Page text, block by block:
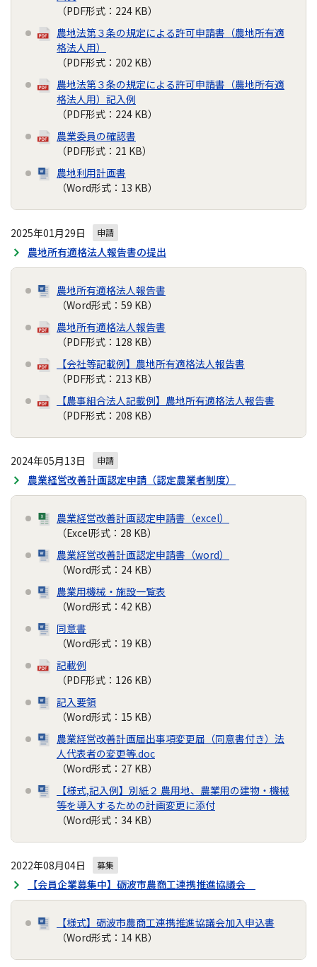
（PDF形式：224 KB）
農地法第３条の規定による許可申請書（農地所有適
格法人用）
（PDF形式：202 KB）
農地法第３条の規定による許可申請書（農地所有適
格法人用）記入例
（PDF形式：224 KB）
農業委員の確認書
（PDF形式：21 KB）
農地利用計画書
（Word形式：13 KB）
2025年01月29日 申請
農地所有適格法人報告書の提出
農地所有適格法人報告書
（Word形式：59 KB）
農地所有適格法人報告書
（PDF形式：128 KB）
【会社等記載例】農地所有適格法人報告書
（PDF形式：213 KB）
【農事組合法人記載例】農地所有適格法人報告書
（PDF形式：208 KB）
2024年05月13日 申請
農業経営改善計画認定申請（認定農業者制度）
農業経営改善計画認定申請書（excel）
（Excel形式：28 KB）
農業経営改善計画認定申請書（word）
（Word形式：24 KB）
農業用機械・施設一覧表
（Word形式：42 KB）
同意書
（Word形式：19 KB）
記載例
（PDF形式：126 KB）
記入要領
（Word形式：15 KB）
農業経営改善計画届出事項変更届（同意書付き）法
人代表者の変更等.doc
（Word形式：27 KB）
【様式,記入例】別紙２ 農用地、農業用の建物・機械
等を導入するための計画変更に添付
（Word形式：34 KB）
2022年08月04日 募集
【会員企業募集中】砺波市農商工連携推進協議会
【様式】砺波市農商工連携推進協議会加入申込書
（Word形式：14 KB）